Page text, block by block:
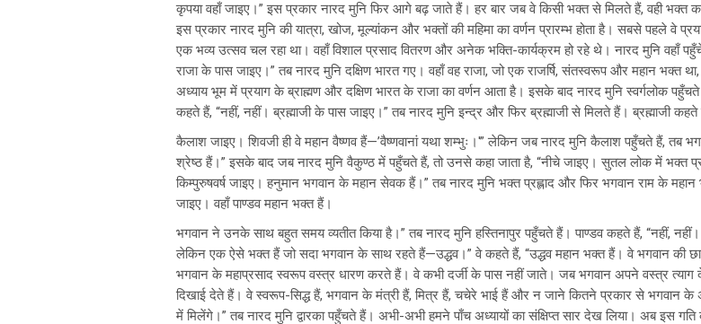
कृपया वहाँ जाइए।” इस प्रकार नारद मुनि फिर आगे बढ़ जाते हैं। हर बार जब वे किसी भक्त से मिलते हैं, वही
इस प्रकार नारद मुनि की यात्रा, खोज, मूल्यांकन और भक्तों की महिमा का वर्णन प्रारम्भ होता है। सबसे पहले वे
एक भव्य उत्सव चल रहा था। वहाँ विशाल प्रसाद वितरण और अनेक भक्ति-कार्यक्रम हो रहे थे। नारद मुनि वहाँ
राजा के पास जाइए।” तब नारद मुनि दक्षिण भारत गए। वहाँ वह राजा, जो एक राजर्षि, संतस्वरूप और महान भक्त
अध्याय भूम में प्रयाग के ब्राह्मण और दक्षिण भारत के राजा का वर्णन आता है। इसके बाद नारद मुनि स्वर्गलोक
कहते हैं, “नहीं, नहीं। ब्रह्माजी के पास जाइए।” तब नारद मुनि इन्द्र और फिर ब्रह्माजी से मिलते हैं। ब्रह्माजी कहते
कैलाश जाइए। शिवजी ही वे महान वैष्णव हैं—’वैष्णवानां यथा शम्भुः।'” लेकिन जब नारद मुनि कैलाश पहुँचते हैं, तब
श्रेष्ठ हैं।” इसके बाद जब नारद मुनि वैकुण्ठ में पहुँचते हैं, तो उनसे कहा जाता है, “नीचे जाइए। सुतल लोक में भक्त
किम्पुरुषवर्ष जाइए। हनुमान भगवान के महान सेवक हैं।” तब नारद मुनि भक्त प्रह्लाद और फिर भगवान राम के
जाइए। वहाँ पाण्डव महान भक्त हैं।
भगवान ने उनके साथ बहुत समय व्यतीत किया है।” तब नारद मुनि हस्तिनापुर पहुँचते हैं। पाण्डव कहते हैं, “नहीं,
लेकिन एक ऐसे भक्त हैं जो सदा भगवान के साथ रहते हैं—उद्धव।” वे कहते हैं, “उद्धव महान भक्त हैं। वे भगवान की
भगवान के महाप्रसाद स्वरूप वस्त्र धारण करते हैं। वे कभी दर्जी के पास नहीं जाते। जब भगवान अपने वस्त्र
दिखाई देते हैं। वे स्वरूप-सिद्ध हैं, भगवान के मंत्री हैं, मित्र हैं, चचेरे भाई हैं और न जाने कितने प्रकार से भगवान
में मिलेंगे।” तब नारद मुनि द्वारका पहुँचते हैं। अभी-अभी हमने पाँच अध्यायों का संक्षिप्त सार देख लिया। अब इस